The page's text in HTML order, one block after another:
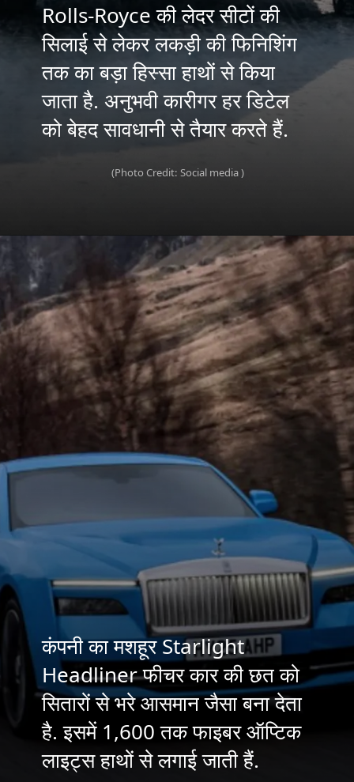
Rolls-Royce की लेदर सीटों की
सिलाई से लेकर लकड़ी की फिनिशिंग
तक का बड़ा हिस्सा हाथों से किया
जाता है. अनुभवी कारीगर हर डिटेल
को बेहद सावधानी से तैयार करते हैं.
(Photo Credit: Social media )
कंपनी का मशहूर Starlight
Headliner फीचर कार की छत को
सितारों से भरे आसमान जैसा बना देता
है. इसमें 1,600 तक फाइबर ऑप्टिक
लाइट्स हाथों से लगाई जाती हैं.